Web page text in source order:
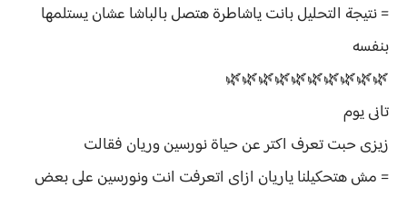
= نتيجة التحليل بانت ياشاطرة هتصل بالباشا عشان يستلمها
بنفسه
🌿🌿🌿🌿🌿🌿🌿🌿🌿🌿
تانى يوم
زيزى حبت تعرف اكتر عن حياة نورسين وريان فقالت
= مش هتحكيلنا ياريان ازاى اتعرفت انت ونورسين على بعض